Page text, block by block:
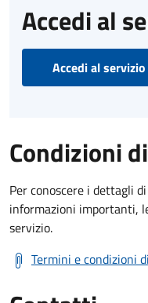
Accedi al
Accedi al servizio
Condizioni
Per conoscere i dettagli
informazioni importanti,
servizio.
Termini e condizioni